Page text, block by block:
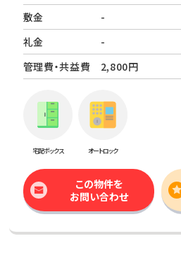
敷金
-
礼金
-
管理費・共益費
2,800円
宅配ボックス オートロック
この物件を
お問い合わせ